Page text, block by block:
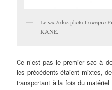
Le sac à dos photo Lowepro
KANE.
Ce n’est pas le premier sac à
les précédents étaient mixtes,
transportant à la fois du